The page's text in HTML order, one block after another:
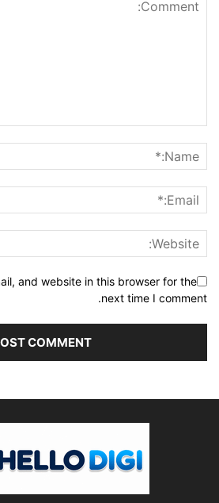
and website in this browser for the
next time I comment.